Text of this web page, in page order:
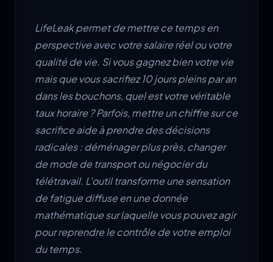
LifeLeak permet de mettre ce temps en
perspective avec votre salaire réel ou votre
qualité de vie. Si vous gagnez bien votre vie
mais que vous sacrifiez 10 jours pleins par an
dans les bouchons, quel est votre véritable
taux horaire ? Parfois, mettre un chiffre sur ce
sacrifice aide à prendre des décisions
radicales : déménager plus près, changer
de mode de transport ou négocier du
télétravail. L'outil transforme une sensation
de fatigue diffuse en une donnée
mathématique sur laquelle vous pouvez agir
pour reprendre le contrôle de votre emploi
du temps.